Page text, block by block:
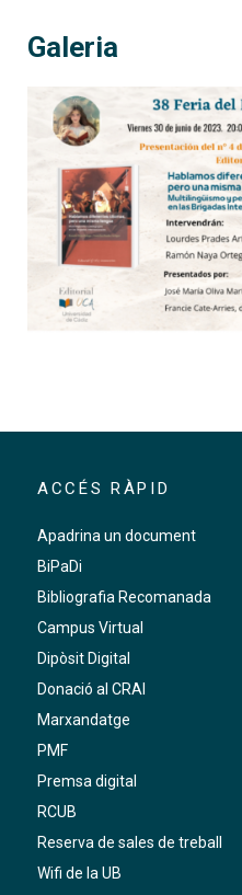
Galeria
ACCÉS RÀPID
Apadrina un document
BiPaDi
Bibliografia Recomanada
Campus Virtual
Dipòsit Digital
Donació al CRAI
Marxandatge
PMF
Premsa digital
RCUB
Reserva de sales de treball
Wifi de la UB